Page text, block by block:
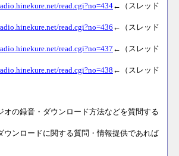
read.cgi?no=434←（スレッド
read.cgi?no=436 ←（スレッド
read.cgi?no=437 ←（スレッド
read.cgi?no=438 ←（スレッド
オの録音・ダウンロード方法などを質問する
ウンロードに関する質問・情報提供であれば